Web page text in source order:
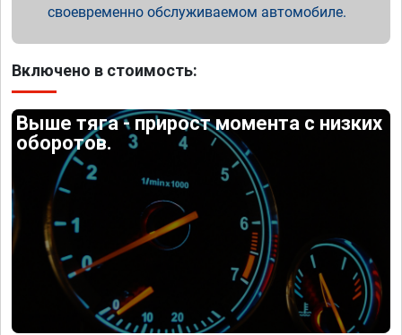
своевременно обслуживаемом автомобиле.
Включено в стоимость:
Выше тяга - прирост момента с низких
оборотов.